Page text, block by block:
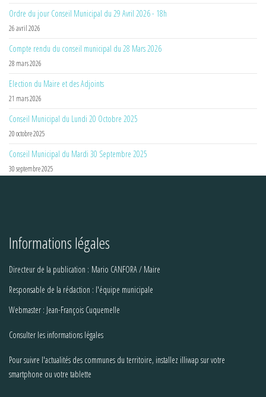
Ordre du jour Conseil Municipal du 29 Avril 2026 - 18h
26 avril 2026
Compte rendu du conseil municipal du 28 Mars 2026
28 mars 2026
Election du Maire et des Adjoints
21 mars 2026
Conseil Municipal du Lundi 20 Octobre 2025
20 octobre 2025
Conseil Municipal du Mardi 30 Septembre 2025
30 septembre 2025
Informations légales
Directeur de la publication : Mario CANFORA / Maire
Responsable de la rédaction : l'équipe municipale
Webmaster : Jean-François Cuquemelle
Consulter les informations légales
Pour suivre l'actualités des communes du territoire, installez illiwap sur votre
smartphone ou votre tablette